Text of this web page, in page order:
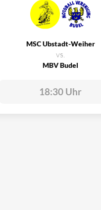
MSC Ubstadt-Weiher
vs.
MBV Budel
18:30 Uhr